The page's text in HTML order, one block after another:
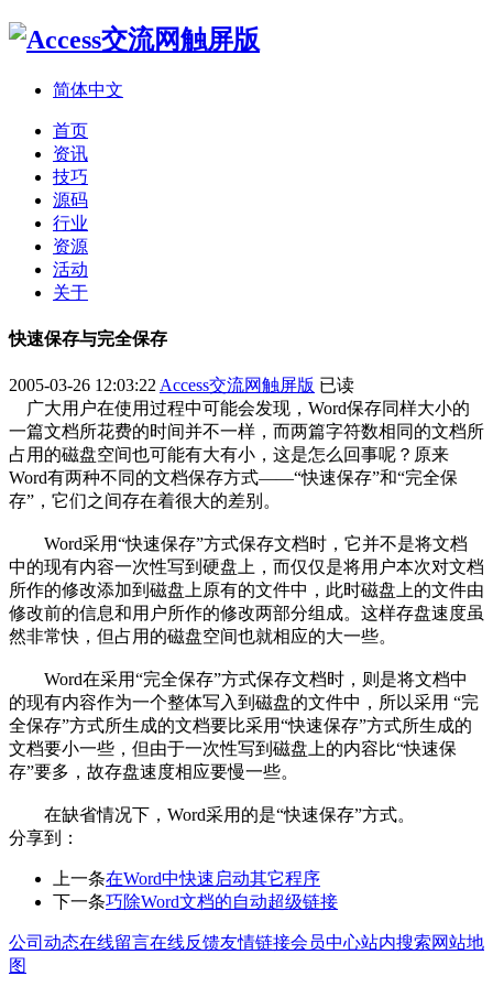
简体中文
首页
资讯
技巧
源码
行业
资源
活动
关于
快速保存与完全保存
2005-03-26 12:03:22 Access交流网触屏版 已读
广大用户在使用过程中可能会发现，Word保存同样大小的
一篇文档所花费的时间并不一样，而两篇字符数相同的文档所
占用的磁盘空间也可能有大有小，这是怎么回事呢？原来
Word有两种不同的文档保存方式——“快速保存”和“完全保
存”，它们之间存在着很大的差别。
Word采用“快速保存”方式保存文档时，它并不是将文档
中的现有内容一次性写到硬盘上，而仅仅是将用户本次对文档
所作的修改添加到磁盘上原有的文件中，此时磁盘上的文件由
修改前的信息和用户所作的修改两部分组成。这样存盘速度虽
然非常快，但占用的磁盘空间也就相应的大一些。
Word在采用“完全保存”方式保存文档时，则是将文档中
的现有内容作为一个整体写入到磁盘的文件中，所以采用 “完
全保存”方式所生成的文档要比采用“快速保存”方式所生成的
文档要小一些，但由于一次性写到磁盘上的内容比“快速保
存”要多，故存盘速度相应要慢一些。
在缺省情况下，Word采用的是“快速保存”方式。
分享到：
上一条在Word中快速启动其它程序
下一条巧除Word文档的自动超级链接
公司动态在线留言在线反馈友情链接会员中心站内搜索网站地
图